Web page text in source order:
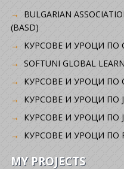
BULGARIAN
(BASD)
KУРСОВЕ И УРОЦИ ПО
SOFTUNI GLOBAL
КУРСОВЕ И УРОЦИ ПО
КУРСОВЕ И УРОЦИ ПО
КУРСОВЕ И УРОЦИ ПО
КУРСОВЕ И УРОЦИ ПО
MY PROJECTS